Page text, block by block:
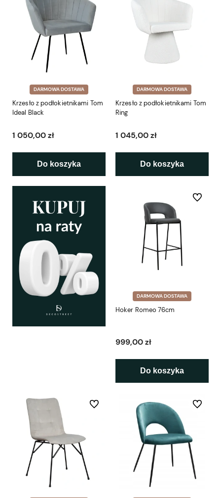
DARMOWA DOSTAWA
Krzesło z podłokietnikami Tom
Ideal Black
1 050,00 zł
Do koszyka
DARMOWA DOSTAWA
Krzesło z podłokietnikami Tom
Ring
1 045,00 zł
Do koszyka
DARMOWA DOSTAWA
Hoker Romeo 76cm
999,00 zł
Do koszyka
Do
Do ulubionych Do